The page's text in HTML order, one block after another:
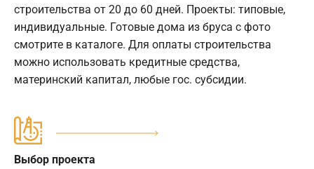
строительства от 20 до 60 дней. Проекты: типовые,
индивидуальные. Готовые дома из бруса с фото
смотрите в каталоге. Для оплаты строительства
можно использовать кредитные средства,
материнский капитал, любые гос. субсидии.
Выбор проекта